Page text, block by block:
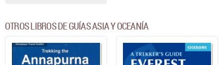
OTROS LIBROS DE GUÍAS ASIA Y OCEANÍA